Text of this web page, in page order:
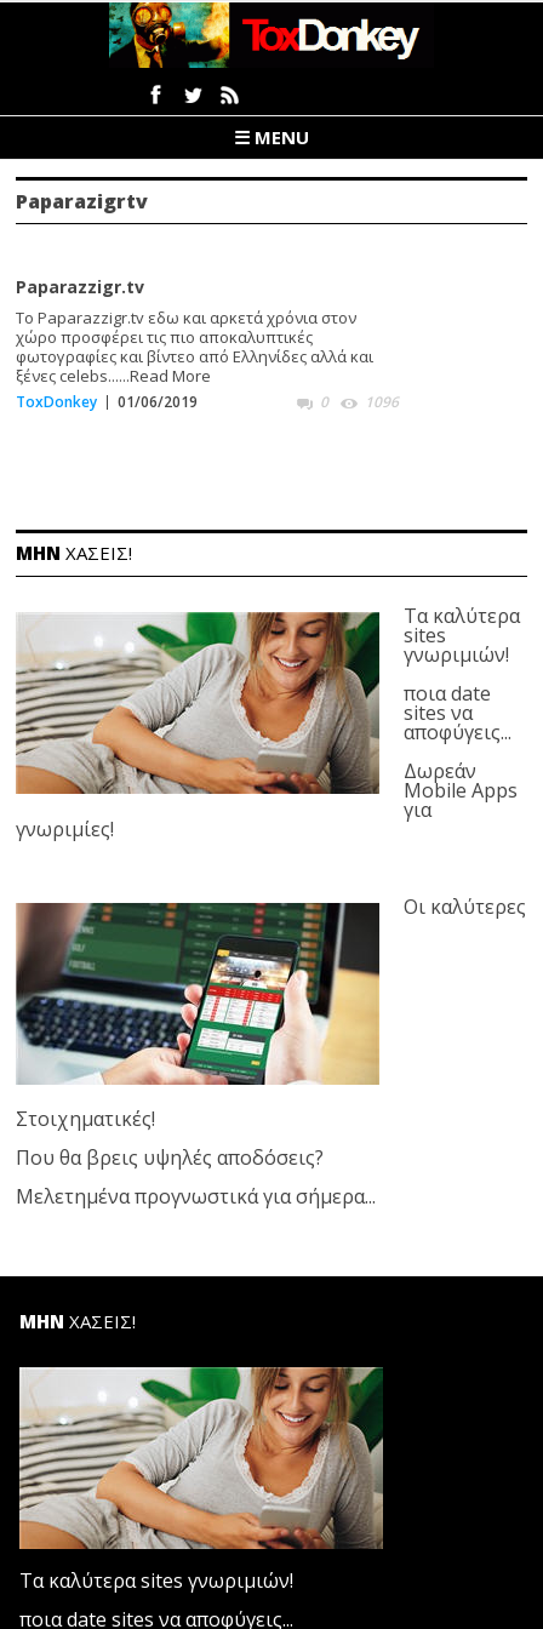
☰ MENU
Paparazigrtv
Paparazzigr.tv
Το Paparazzigr.tv εδω και αρκετά χρόνια στον
χώρο προσφέρει τις πιο αποκαλυπτικές
φωτογραφίες και βίντεο από Ελληνίδες αλλά και
ξένες celebs......Read More
ToxDonkey 01/06/2019 1096
0
ΜΗΝ ΧΑΣΕΙΣ!
Τα καλύτερα
sites
γνωριμιών!
ποια date
sites να
αποφύγεις...
Δωρεάν
Mobile Apps
για
γνωριμίες!
Οι καλύτερες
Στοιχηματικές!
Που θα βρεις υψηλές αποδόσεις?
Μελετημένα προγνωστικά για σήμερα...
ΜΗΝ ΧΑΣΕΙΣ!
Τα καλύτερα sites γνωριμιών!
ποια date sites να αποφύγεις...